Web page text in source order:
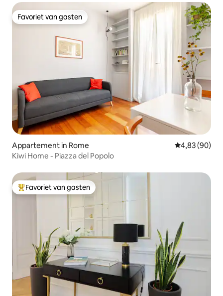
Favoriet van gasten
Favoriet van gasten
Appartement in Rome Gemiddelde
4,83 (90)
Kiwi Home - Piazza del Popolo
Topfavoriet van gasten
Favoriet van gasten